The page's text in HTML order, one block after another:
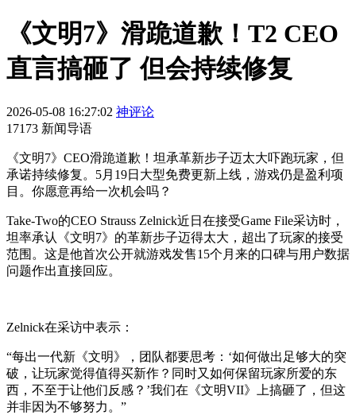
《文明7》滑跪道歉！T2 CEO
直言搞砸了 但会持续修复
2026-05-08 16:27:02 神评论
17173 新闻导语
《文明7》CEO滑跪道歉！坦承革新步子迈太大吓跑玩家，但
承诺持续修复。5月19日大型免费更新上线，游戏仍是盈利项
目。你愿意再给一次机会吗？
Take-Two的CEO Strauss Zelnick近日在接受Game File采访时，
坦率承认《文明7》的革新步子迈得太大，超出了玩家的接受
范围。这是他首次公开就游戏发售15个月来的口碑与用户数据
问题作出直接回应。
Zelnick在采访中表示：
“每出一代新《文明》，团队都要思考：‘如何做出足够大的突
破，让玩家觉得值得买新作？同时又如何保留玩家所爱的东
西，不至于让他们反感？’我们在《文明VII》上搞砸了，但这
并非因为不够努力。”